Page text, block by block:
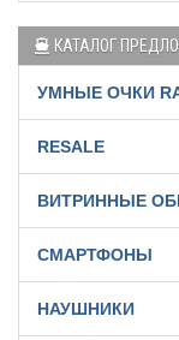
КАТАЛОГ
УМНЫЕ ОЧКИ
RESALE
ВИТРИННЫЕ
СМАРТФОНЫ
НАУШНИКИ